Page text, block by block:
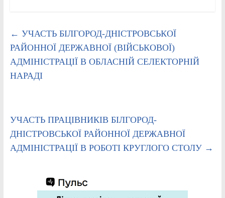
← УЧАСТЬ БІЛГОРОД-ДНІСТРОВСЬКОЇ
РАЙОННОЇ ДЕРЖАВНОЇ (ВІЙСЬКОВОЇ)
АДМІНІСТРАЦІЇ В ОБЛАСНІЙ СЕЛЕКТОРНІЙ
НАРАДІ
УЧАСТЬ ПРАЦІВНИКІВ БІЛГОРОД-
ДНІСТРОВСЬКОЇ РАЙОННОЇ ДЕРЖАВНОЇ
АДМІНІСТРАЦІЇ В РОБОТІ КРУГЛОГО СТОЛУ →